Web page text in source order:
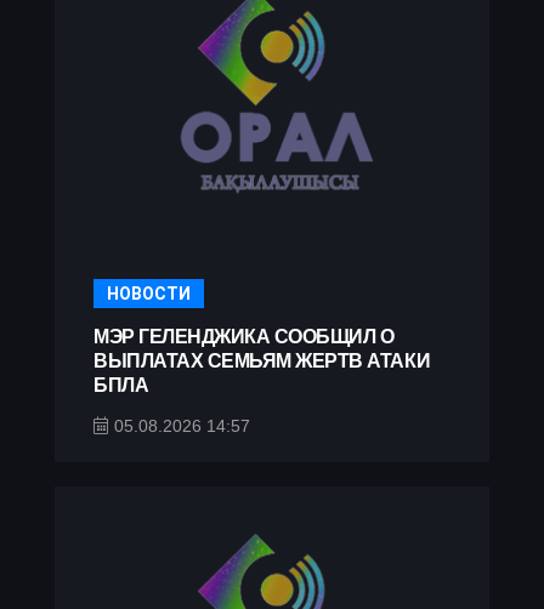
НОВОСТИ
МЭР ГЕЛЕНДЖИКА СООБЩИЛ О
ВЫПЛАТАХ СЕМЬЯМ ЖЕРТВ АТАКИ
БПЛА
05.08.2026 14:57